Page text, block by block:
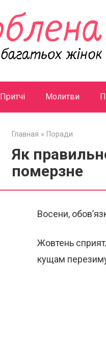
Притчі Молитви
Главная » Поради
Як
померзне
Восени,
Жовтень
кущам